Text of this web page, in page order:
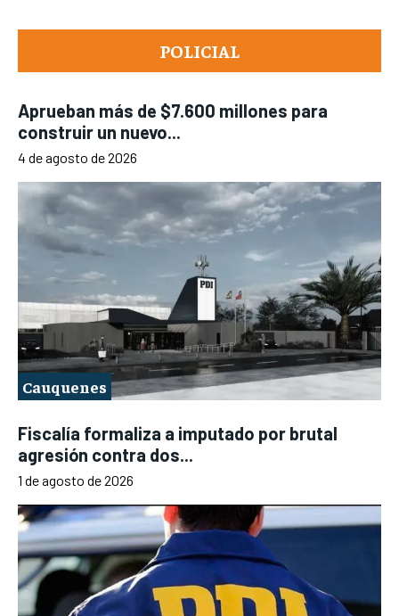
POLICIAL
Aprueban más de $7.600 millones para
construir un nuevo...
4 de agosto de 2026
Cauquenes
Fiscalía formaliza a imputado por brutal
agresión contra dos...
1 de agosto de 2026